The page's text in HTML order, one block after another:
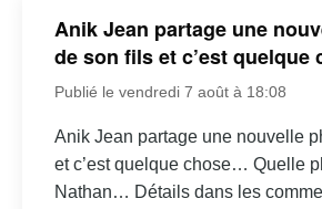
Anik Jean partage une
de son fils et c’est quelque
Publié le vendredi 7 août à 18:08
Anik Jean partage une nouvelle
et c’est quelque chose… Quelle
Nathan… Détails dans les